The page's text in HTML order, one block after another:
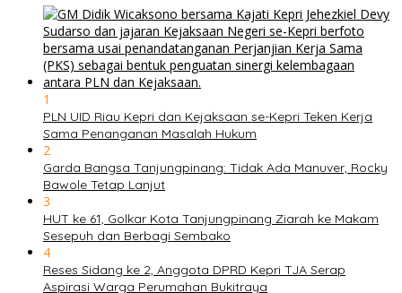
1
PLN UID Riau Kepri dan Kejaksaan se-Kepri Teken Kerja
Sama Penanganan Masalah Hukum
2
Garda Bangsa Tanjungpinang: Tidak Ada Manuver, Rocky
Bawole Tetap Lanjut
3
HUT ke 61, Golkar Kota Tanjungpinang Ziarah ke Makam
Sesepuh dan Berbagi Sembako
4
Reses Sidang ke 2, Anggota DPRD Kepri TJA Serap
Aspirasi Warga Perumahan Bukitraya